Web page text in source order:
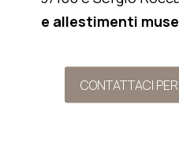
e allestimenti
CONTATTACI